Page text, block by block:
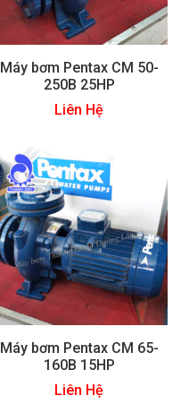
Máy bơm Pentax CM 50-
250B 25HP
Liên Hệ
Máy bơm Pentax CM 65-
160B 15HP
Liên Hệ